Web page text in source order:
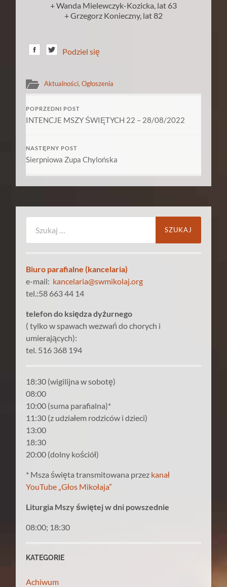
+ Wanda Mielewczyk-Kozicka, lat 63
+ Grzegorz Konieczny, lat 82
Podziel się
Aktualności,Ogłoszenia
POPRZEDNI POST
INTENCJE MSZY ŚWIĘTYCH 22 – 28/08/2022
NASTĘPNY POST
Sierpniowa Zupa Chylońska
Biuro parafialne (kancelaria)
e-mail: kancelaria@swmikolaj.org
tel.:58 663 44 14
telefon do księdza dyżurnego
( tylko w spawach wezwań do chorych i
umierających):
tel. 516 368 194
18:30 (wigilijna w sobotę)
08:00
10:00 (suma parafialna)*
11:30 (z udziałem rodziców i dzieci)
13:00
18:30
20:00 (dolny kościół)
* Msza święta transmitowana przez kanał
YouTube „Głos Mikołaja”
Liturgia Mszy świętej w dni powszednie
08:00; 18:30
KATEGORIE
Achiwum